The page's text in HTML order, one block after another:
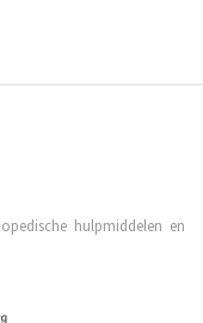
hulpmiddelen en